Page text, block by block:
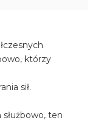
którzy
sił.
ten